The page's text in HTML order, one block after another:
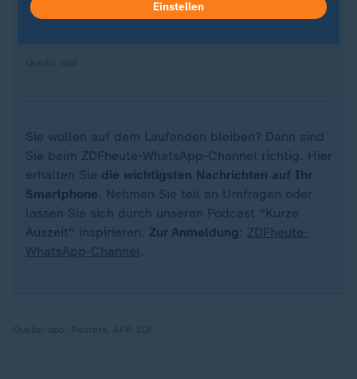
Sie wollen auf dem Laufenden bleiben? Dann sind
Sie beim ZDFheute-WhatsApp-Channel richtig. Hier
erhalten Sie die wichtigsten Nachrichten auf Ihr
Smartphone. Nehmen Sie teil an Umfragen oder
lassen Sie sich durch unseren Podcast "Kurze
Auszeit" inspirieren. Zur Anmeldung : ZDFheute-
WhatsApp-Channel.
Einstellen